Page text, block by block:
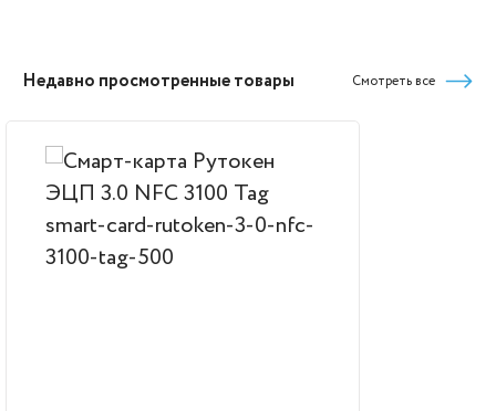
Недавно просмотренные товары Смотреть все